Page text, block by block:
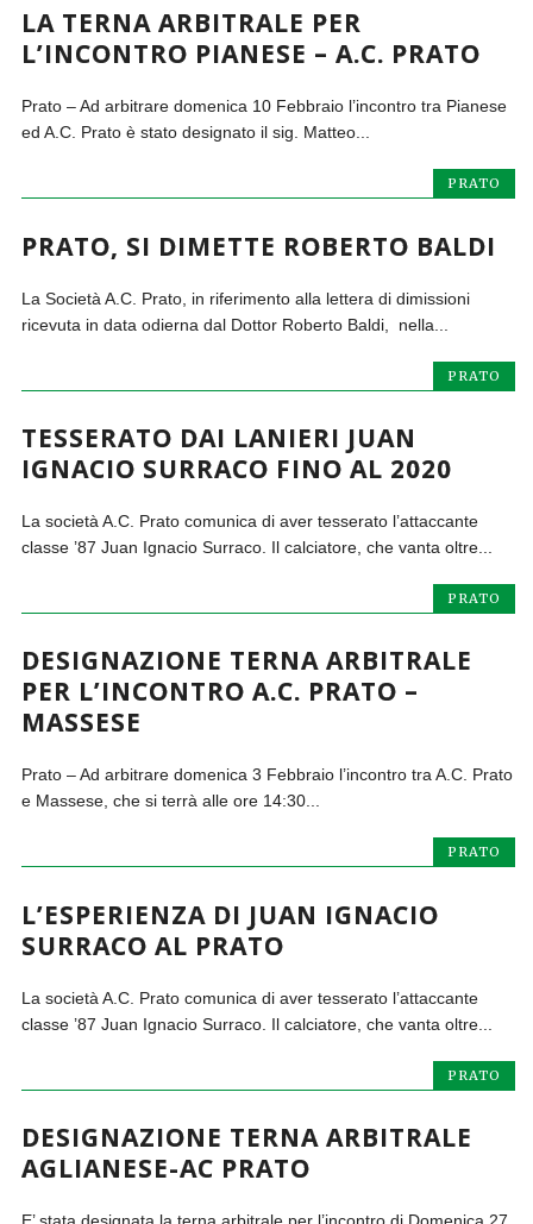
LA TERNA ARBITRALE PER
L’INCONTRO PIANESE – A.C. PRATO
Prato – Ad arbitrare domenica 10 Febbraio l’incontro tra Pianese
ed A.C. Prato è stato designato il sig. Matteo...
PRATO
PRATO, SI DIMETTE ROBERTO BALDI
La Società A.C. Prato, in riferimento alla lettera di dimissioni
ricevuta in data odierna dal Dottor Roberto Baldi, nella...
PRATO
TESSERATO DAI LANIERI JUAN
IGNACIO SURRACO FINO AL 2020
La società A.C. Prato comunica di aver tesserato l’attaccante
classe ’87 Juan Ignacio Surraco. Il calciatore, che vanta oltre...
PRATO
DESIGNAZIONE TERNA ARBITRALE
PER L’INCONTRO A.C. PRATO –
MASSESE
Prato – Ad arbitrare domenica 3 Febbraio l’incontro tra A.C. Prato
e Massese, che si terrà alle ore 14:30...
PRATO
L’ESPERIENZA DI JUAN IGNACIO
SURRACO AL PRATO
La società A.C. Prato comunica di aver tesserato l’attaccante
classe ’87 Juan Ignacio Surraco. Il calciatore, che vanta oltre...
PRATO
DESIGNAZIONE TERNA ARBITRALE
AGLIANESE-AC PRATO